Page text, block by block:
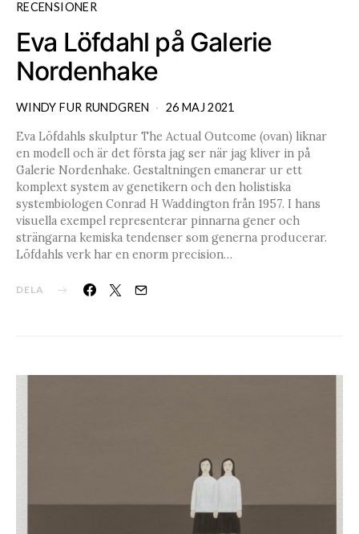
RECENSIONER
Eva Löfdahl på Galerie
Nordenhake
WINDY FUR RUNDGREN 26 MAJ 2021
Eva Löfdahls skulptur The Actual Outcome (ovan) liknar
en modell och är det första jag ser när jag kliver in på
Galerie Nordenhake. Gestaltningen emanerar ur ett
komplext system av genetikern och den holistiska
systembiologen Conrad H Waddington från 1957. I hans
visuella exempel representerar pinnarna gener och
strängarna kemiska tendenser som generna producerar.
Löfdahls verk har en enorm precision…
DELA